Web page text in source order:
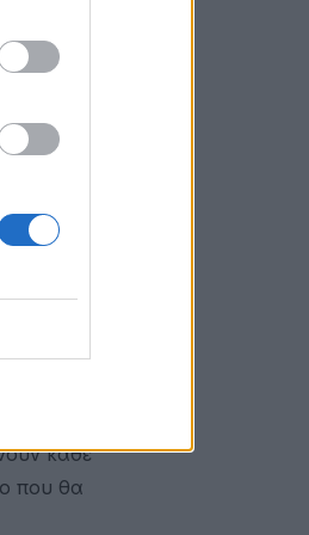
άρση
οι
A39,
τους
κάθε
που θα